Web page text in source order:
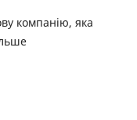
компанію, яка